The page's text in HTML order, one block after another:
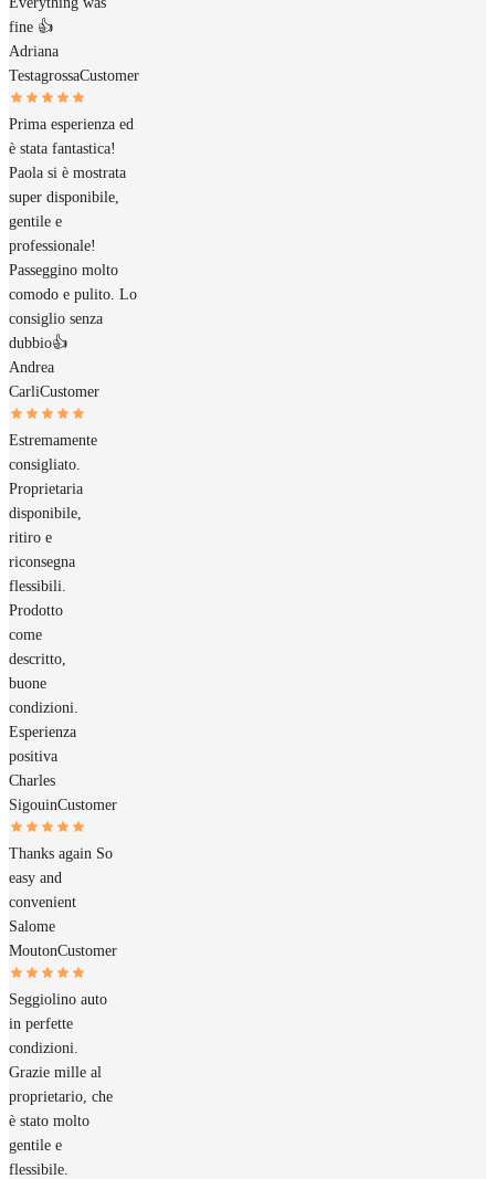
fine 👍
Adriana
TestagrossaCustomer
Prima esperienza ed
è stata fantastica!
Paola si è mostrata
super disponibile,
gentile e
professionale!
Passeggino molto
comodo e pulito. Lo
consiglio senza
dubbio👍
Andrea
CarliCustomer
Estremamente
consigliato.
Proprietaria
disponibile,
ritiro e
riconsegna
flessibili.
Prodotto
come
descritto,
buone
condizioni.
Esperienza
positiva
Charles
SigouinCustomer
Thanks again So
easy and
convenient
Salome
MoutonCustomer
Seggiolino auto
in perfette
condizioni.
Grazie mille al
proprietario, che
è stato molto
gentile e
flessibile.